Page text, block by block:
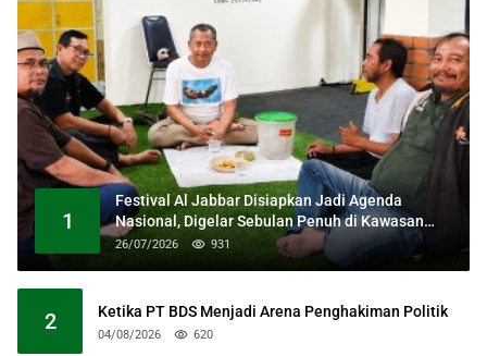
1
Festival Al Jabbar Disiapkan Jadi Agenda
Nasional, Digelar Sebulan Penuh di Kawasan
Masjid Raya Al Jabbar
26/07/2026 931
2 Ketika PT BDS Menjadi Arena Penghakiman Politik
04/08/2026 620